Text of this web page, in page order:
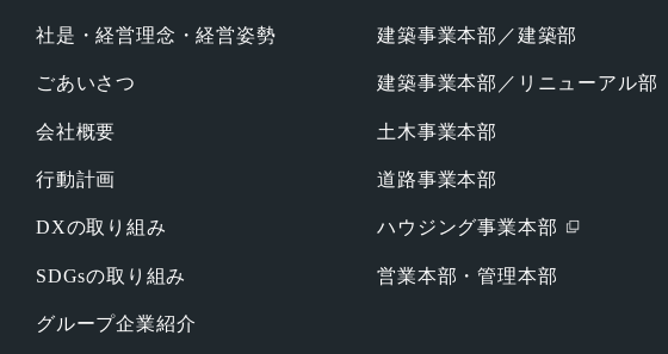
社是・経営理念・経営姿勢
ごあいさつ
会社概要
行動計画
DXの取り組み
SDGsの取り組み
グループ企業紹介
建築事業本部／建築部
建築事業本部／リニューアル部
土木事業本部
道路事業本部
ハウジング事業本部
営業本部・管理本部